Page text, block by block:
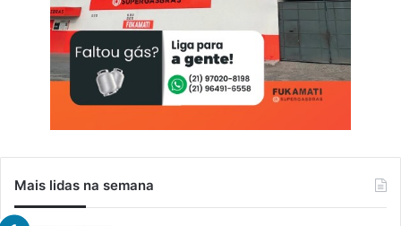
Mais lidas na semana